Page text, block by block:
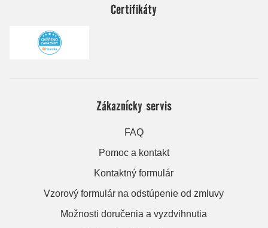
Certifikáty
Zákaznícky servis
FAQ
Pomoc a kontakt
Kontaktný formulár
Vzorový formulár na odstúpenie od zmluvy
Možnosti doručenia a vyzdvihnutia